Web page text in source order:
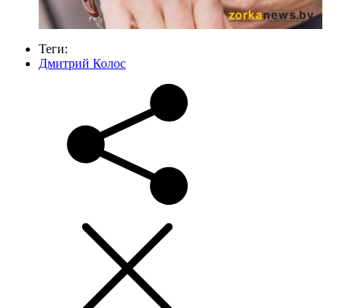
Теги:
Дмитрий Колос